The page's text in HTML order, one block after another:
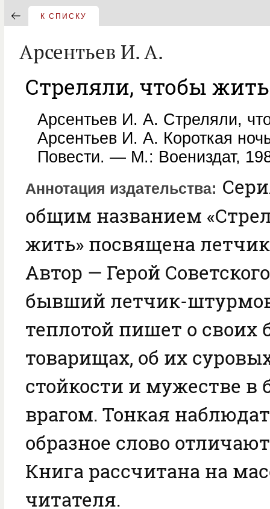
К СПИСКУ
Арсентьев И. А.
Стреляли, чтобы жить
Арсентьев И. А. Стреляли,
Арсентьев И. А. Короткая
Повести. — М.: Воениздат,
Аннотация издательства
общим названием
жить» посвящена
Автор — Герой
бывший летчик-
теплотой пишет о своих
товарищах, об их
стойкости и мужестве в
врагом. Тонкая
образное слово
Книга рассчитана на
читателя.